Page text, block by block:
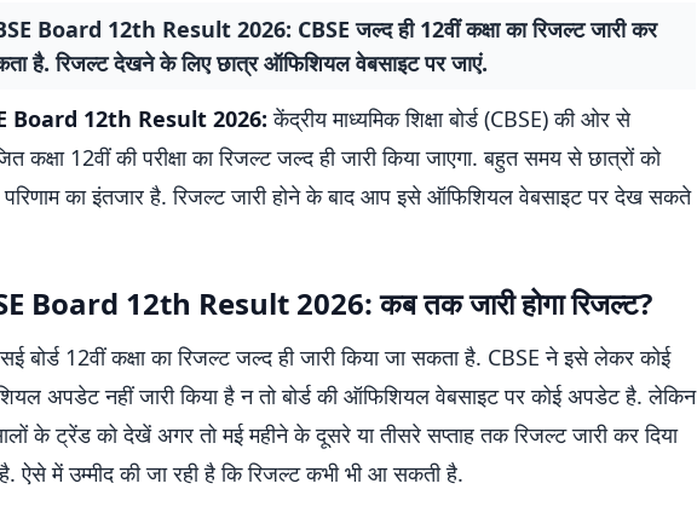
Board 12th Result 2026: CBSE जल्द ही 12वीं कक्षा का रिजल्ट जारी कर
है. रिजल्ट देखने के लिए छात्र ऑफिशियल वेबसाइट पर जाएं.
Board 12th Result 2026: केंद्रीय माध्यमिक शिक्षा बोर्ड (CBSE) की ओर से
कक्षा 12वीं की परीक्षा का रिजल्ट जल्द ही जारी किया जाएगा. बहुत समय से छात्रों को
परिणाम का इंतजार है. रिजल्ट जारी होने के बाद आप इसे ऑफिशियल वेबसाइट पर देख सकते
Board 12th Result 2026: कब तक जारी होगा रिजल्ट?
बोर्ड 12वीं कक्षा का रिजल्ट जल्द ही जारी किया जा सकता है. CBSE ने इसे लेकर कोई
अपडेट नहीं जारी किया है न तो बोर्ड की ऑफिशियल वेबसाइट पर कोई अपडेट है. लेकिन
के ट्रेंड को देखें अगर तो मई महीने के दूसरे या तीसरे सप्ताह तक रिजल्ट जारी कर दिया
ऐसे में उम्मीद की जा रही है कि रिजल्ट कभी भी आ सकती है.